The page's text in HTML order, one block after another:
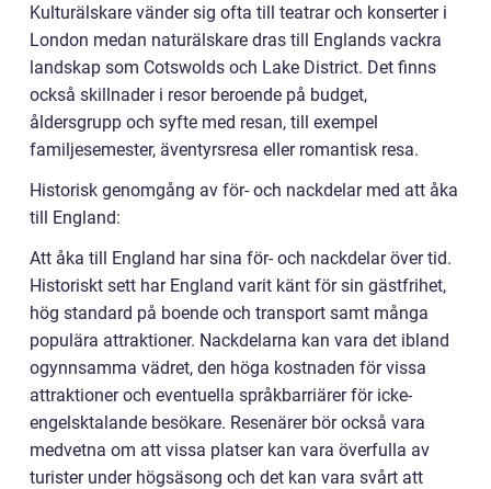
Kulturälskare vänder sig ofta till teatrar och konserter i
London medan naturälskare dras till Englands vackra
landskap som Cotswolds och Lake District. Det finns
också skillnader i resor beroende på budget,
åldersgrupp och syfte med resan, till exempel
familjesemester, äventyrsresa eller romantisk resa.
Historisk genomgång av för- och nackdelar med att åka
till England:
Att åka till England har sina för- och nackdelar över tid.
Historiskt sett har England varit känt för sin gästfrihet,
hög standard på boende och transport samt många
populära attraktioner. Nackdelarna kan vara det ibland
ogynnsamma vädret, den höga kostnaden för vissa
attraktioner och eventuella språkbarriärer för icke-
engelsktalande besökare. Resenärer bör också vara
medvetna om att vissa platser kan vara överfulla av
turister under högsäsong och det kan vara svårt att